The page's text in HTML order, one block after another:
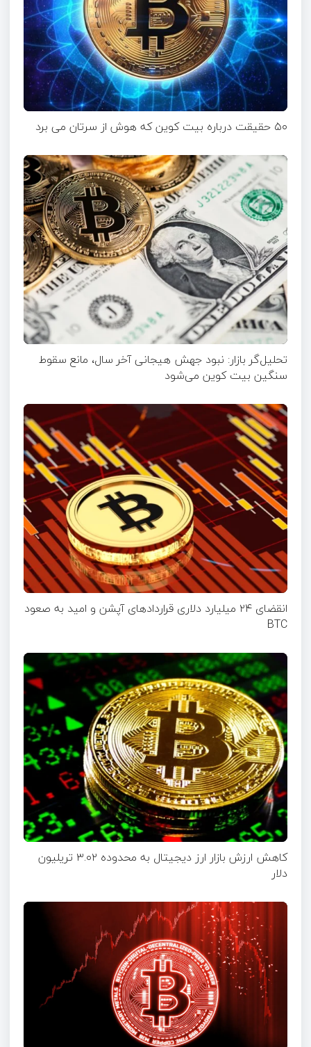
۵۰ حقیقت درباره بیت کوین که هوش از سرتان می برد
تحلیل‌گر بازار: نبود جهش هیجانی آخر سال، مانع سقوط
سنگین بیت کوین می‌شود
انقضای ۲۴ میلیارد دلاری قرارداد‌های آپشن‌ و امید به صعود
BTC
کاهش ارزش بازار ارز دیجیتال به محدوده ۳.۰۲ تریلیون
دلار